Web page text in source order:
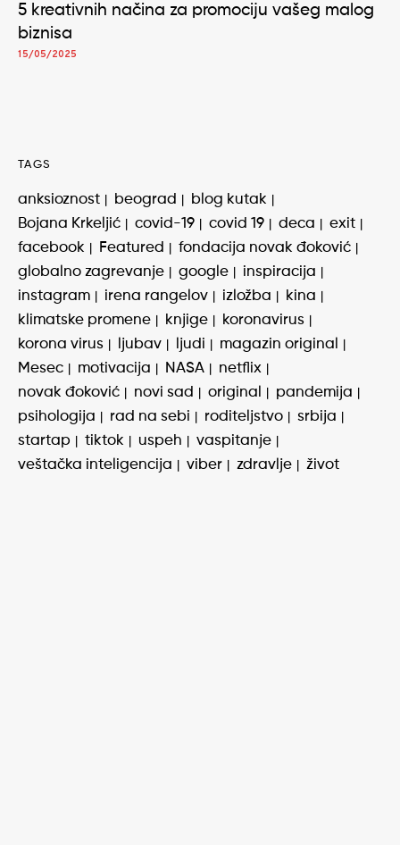
5 kreativnih načina za promociju vašeg malog
biznisa
15/05/2025
TAGS
anksioznost beograd
blog kutak
Bojana Krkeljić
covid-19 covid 19 deca
exit
facebook
Featured
fondacija novak đoković
globalno zagrevanje
google
inspiracija
instagram
irena rangelov izložba
kina
klimatske promene
knjige
koronavirus
korona virus
ljubav ljudi
magazin original
Mesec
motivacija NASA
netflix
novak đoković
novi sad original
pandemija
psihologija
rad na sebi roditeljstvo
srbija
startap
tiktok uspeh
vaspitanje
veštačka inteligencija
viber zdravlje život